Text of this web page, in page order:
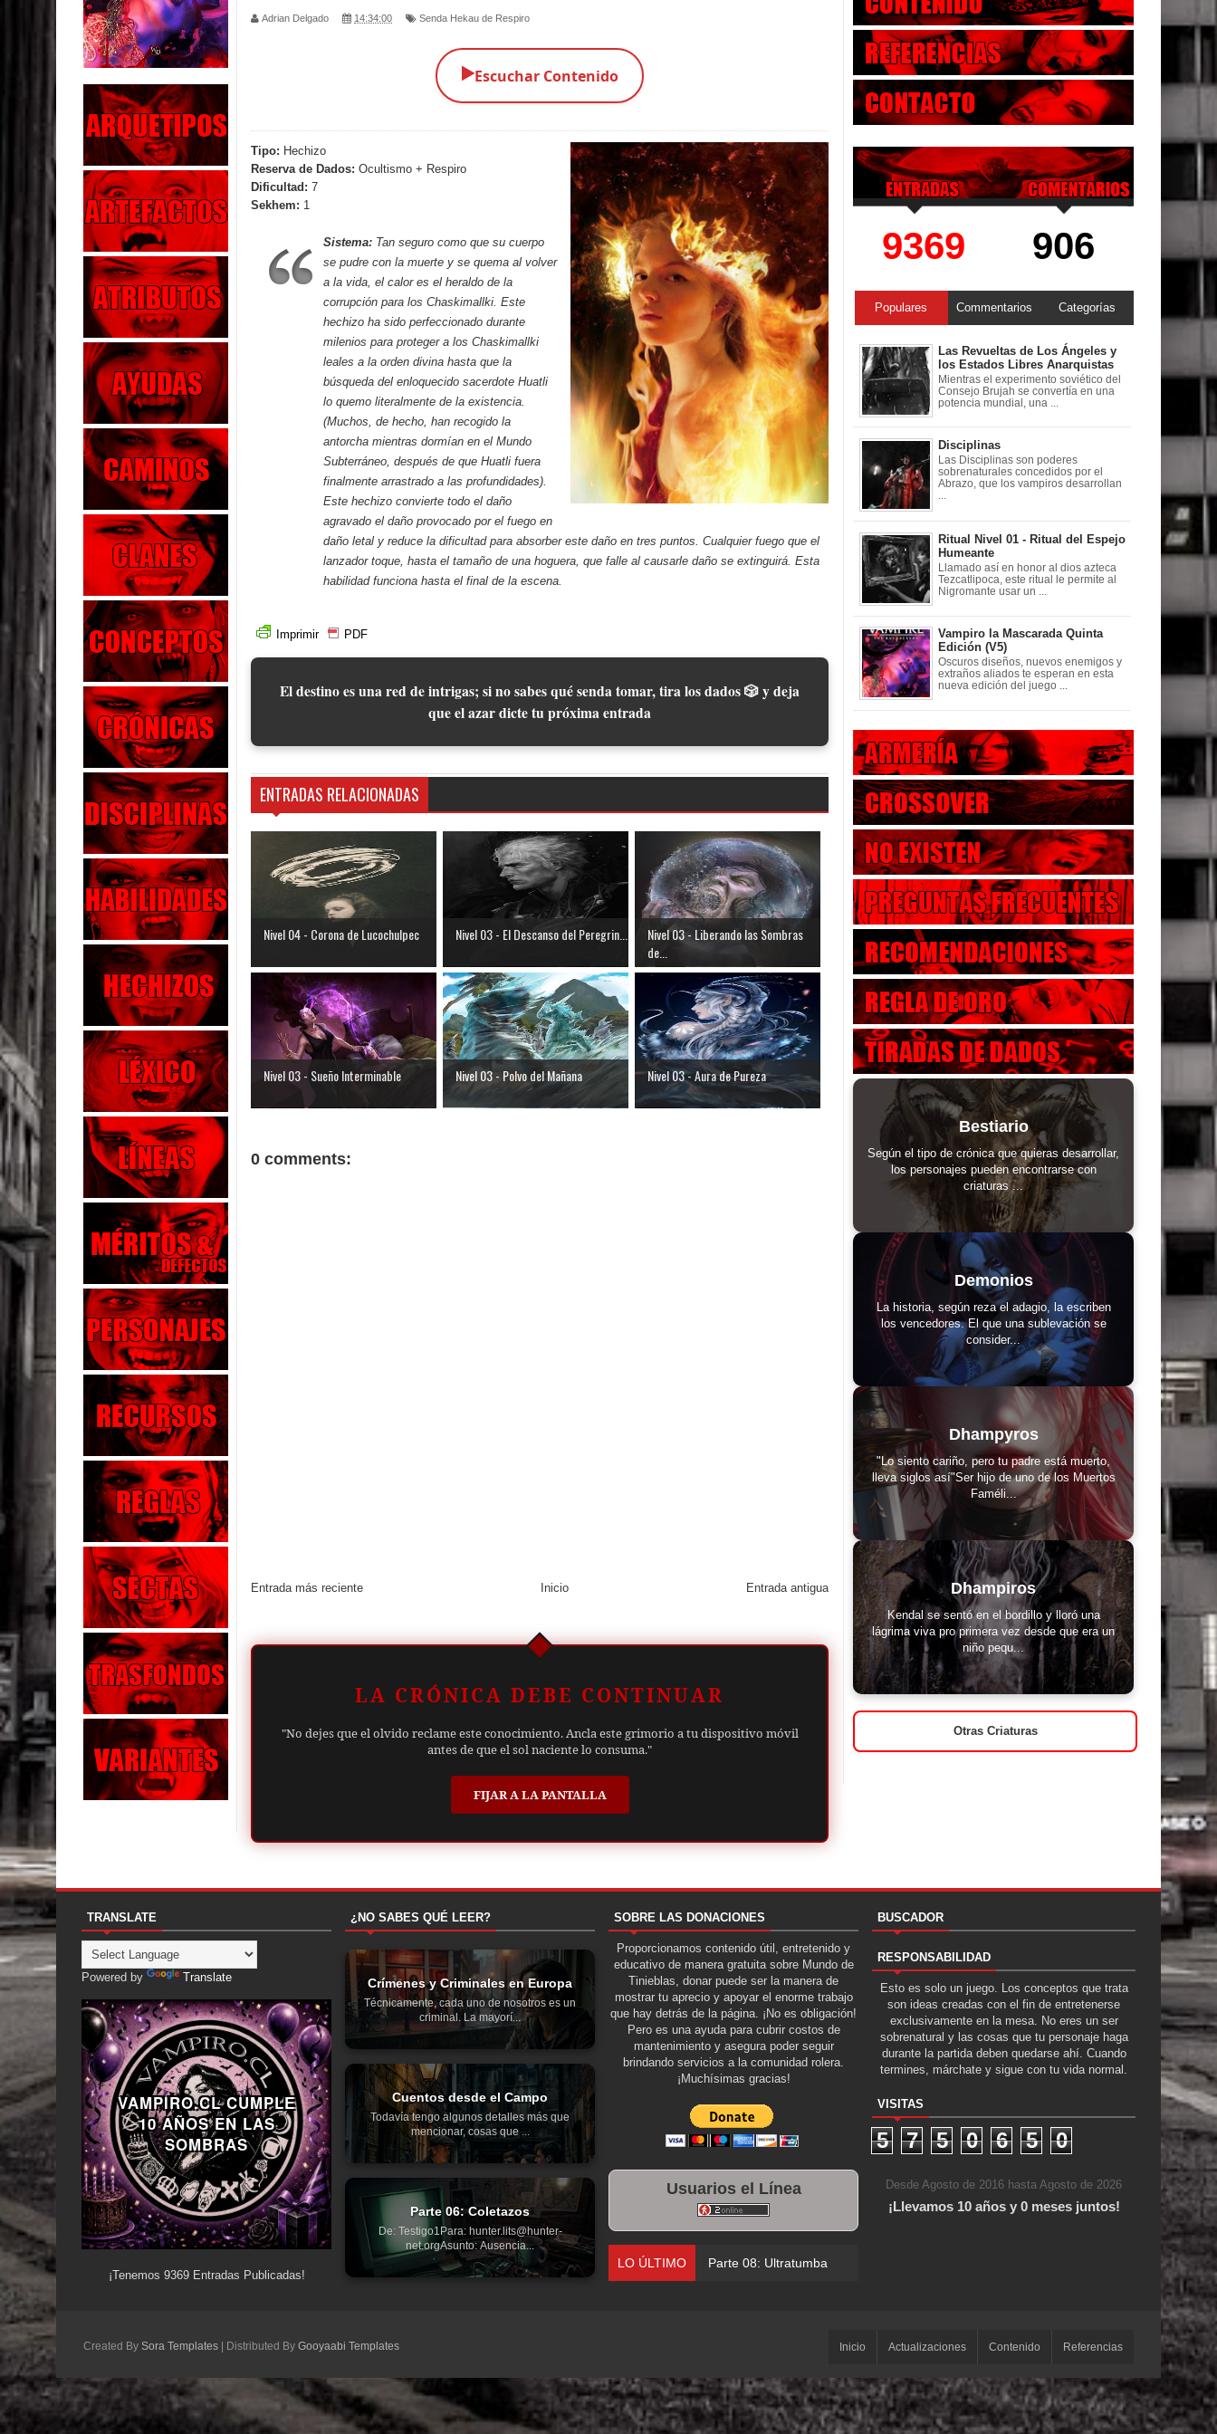
Parte 04: Oídos Sordos
Parte 03: La Traición
Parte 02: Vuelve el Hijo Prodigo
Parte 01: El Comienzo
Parte 01: El Enemigo Interior
Exaltados y Muertos Vivientes
Los Muertos se Levantan (Relato)
Los Monstruos más Buscados
Parte 09: Los Muertos Cuentan Cuentos
Adrian Delgado 14:34:00 Senda Hekau de Respiro
▶️Escuchar Contenido
Tipo: Hechizo
Reserva de Dados: Ocultismo + Respiro
Dificultad: 7
Sekhem: 1
Sistema: Tan seguro como que su cuerpo
se pudre con la muerte y se quema al volver
a la vida, el calor es el heraldo de la
corrupción para los Chaskimallki. Este
hechizo ha sido perfeccionado durante
milenios para proteger a los Chaskimallki
leales a la orden divina hasta que la
búsqueda del enloquecido sacerdote Huatli
lo quemo literalmente de la existencia.
(Muchos, de hecho, han recogido la
antorcha mientras dormían en el Mundo
Subterráneo, después de que Huatli fuera
finalmente arrastrado a las profundidades).
Este hechizo convierte todo el daño
agravado el daño provocado por el fuego en
daño letal y reduce la dificultad para absorber este daño en tres puntos. Cualquier fuego que el
lanzador toque, hasta el tamaño de una hoguera, que falle al causarle daño se extinguirá. Esta
habilidad funciona hasta el final de la escena.
Imprimir PDF
El destino es una red de intrigas; si no sabes qué senda tomar, tira los dados 🎲 y deja
que el azar dicte tu próxima entrada
ENTRADAS RELACIONADAS
Nivel 04 - Corona de Lucochulpec Nivel 03 - El Descanso del Peregrin...
Nivel 03 - Liberando las Sombras
de...
Nivel 03 - Sueño Interminable Nivel 03 - Polvo del Mañana Nivel 03 - Aura de Pureza
0 comments:
Entrada más reciente Entrada antigua
Inicio
LA CRÓNICA DEBE CONTINUAR
"No dejes que el olvido reclame este conocimiento. Ancla este grimorio a tu dispositivo móvil
antes de que el sol naciente lo consuma."
FIJAR A LA PANTALLA
9369 906
Populares Commentarios Categorías
Las Revueltas de Los Ángeles y
los Estados Libres Anarquistas
Mientras el experimento soviético del
Consejo Brujah se convertía en una
potencia mundial, una ...
Disciplinas
Las Disciplinas son poderes
sobrenaturales concedidos por el
Abrazo, que los vampiros desarrollan
Ritual Nivel 01 - Ritual del Espejo
Humeante
Llamado así en honor al dios azteca
Tezcatlipoca, este ritual le permite al
Nigromante usar un ...
Vampiro la Mascarada Quinta
Edición (V5)
Oscuros diseños, nuevos enemigos y
extraños aliados te esperan en esta
nueva edición del juego ...
Bestiario
Según el tipo de crónica que quieras desarrollar,
los personajes pueden encontrarse con
criaturas ...
Demonios
La historia, según reza el adagio, la escriben
los vencedores. El que una sublevación se
consider...
Dhampyros
"Lo siento cariño, pero tu padre está muerto,
lleva siglos así"Ser hijo de uno de los Muertos
Faméli...
Dhampiros
Kendal se sentó en el bordillo y lloró una
lágrima viva pro primera vez desde que era un
niño pequ...
Otras Criaturas
TRANSLATE
Powered by Translate
VAMPIRO.CL CUMPLE
10 AÑOS EN LAS
SOMBRAS
¡Tenemos 9369Entradas Publicadas!
¿NO SABES QUÉ LEER?
Crímenes y Criminales en Europa
Técnicamente, cada uno de nosotros es un
criminal. La mayorí...
Cuentos desde el Campo
Todavía tengo algunos detalles más que
mencionar, cosas que ...
Parte 06: Coletazos
De: Testigo1Para: hunter.lits@hunter-
net.orgAsunto: Ausencia...
SOBRE LAS DONACIONES
Proporcionamos contenido útil, entretenido y
educativo de manera gratuita sobre Mundo de
Tinieblas, donar puede ser la manera de
mostrar tu aprecio y apoyar el enorme trabajo
que hay detrás de la página. ¡No es obligación!
Pero es una ayuda para cubrir costos de
mantenimiento y asegura poder seguir
brindando servicios a la comunidad rolera.
¡Muchísimas gracias!
Usuarios el Línea
LO ÚLTIMO Parte 08: Ultratumba
BUSCADOR
RESPONSABILIDAD
Esto es solo un juego. Los conceptos que trata
son ideas creadas con el fin de entretenerse
exclusivamente en la mesa. No eres un ser
sobrenatural y las cosas que tu personaje haga
durante la partida deben quedarse ahí. Cuando
termines, márchate y sigue con tu vida normal.
VISITAS
5 7 5 0 6 5 0
Desde Agosto de 2016 hasta Agosto de 2026
¡Llevamos 10 años y 0 meses juntos!
Created By Sora Templates | Distributed By Gooyaabi Templates Inicio Actualizaciones Contenido Referencias